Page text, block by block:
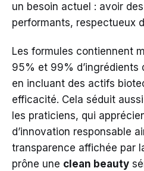
un besoin actuel : avoir
performants, respectueux
Les formules contiennent
95% et 99% d’ingrédients
en incluant des actifs
efficacité. Cela séduit
les praticiens, qui
d’innovation responsable
transparence affichée par
prône une clean beauty